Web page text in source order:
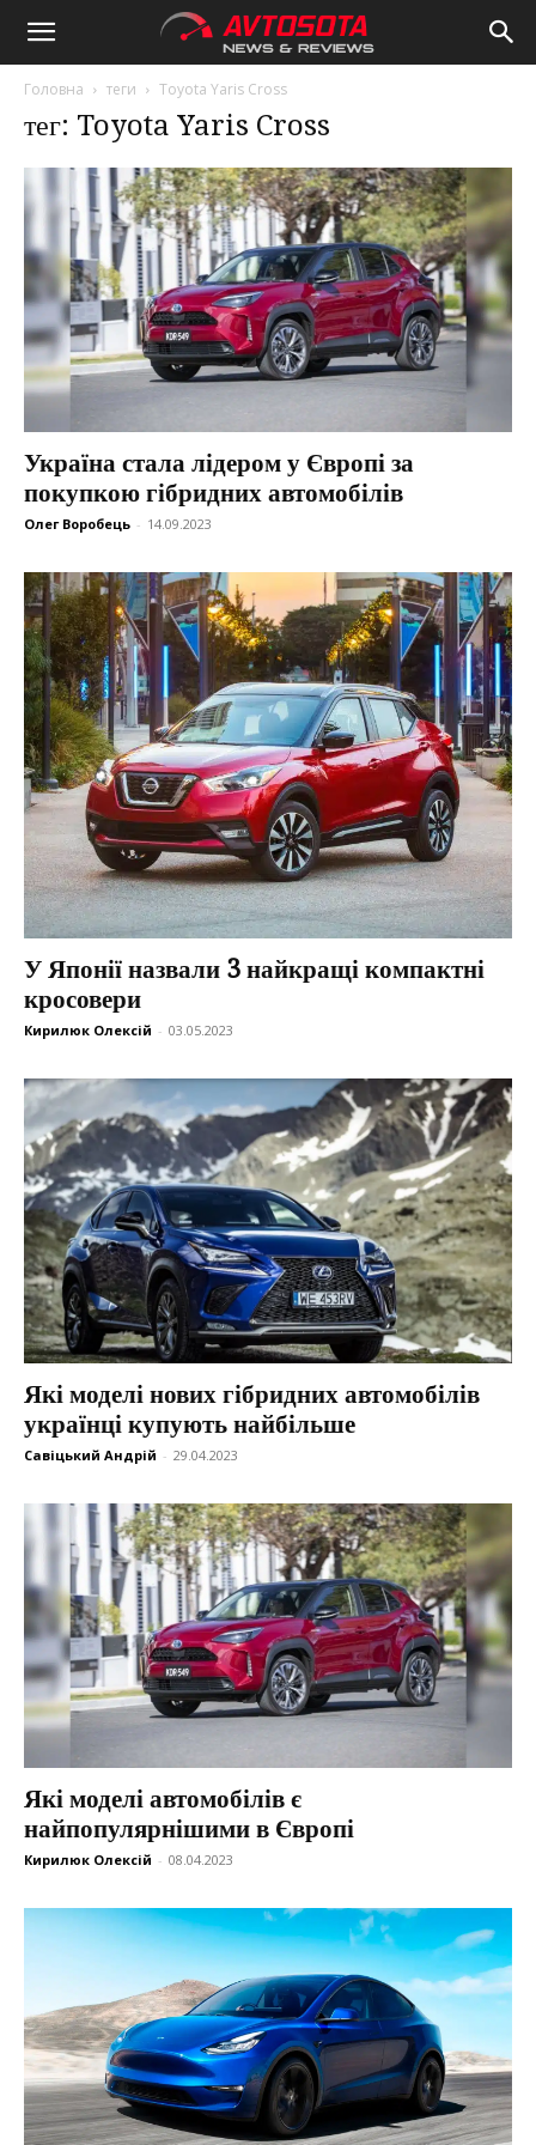
Avtosota
Головна теги Toyota Yaris Cross
тег: Toyota Yaris Cross
Україна стала лідером у Європі за
покупкою гібридних автомобілів
Олег Воробець - 14.09.2023
У Японії назвали 3 найкращі компактні
кросовери
Кирилюк Олексій - 03.05.2023
Які моделі нових гібридних автомобілів
українці купують найбільше
Савіцький Андрій - 29.04.2023
Які моделі автомобілів є
найпопулярнішими в Європі
Кирилюк Олексій - 08.04.2023